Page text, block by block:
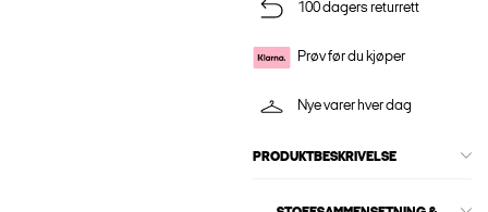
100 dagers returrett
Prøv før du kjøper
Nye varer hver dag
PRODUKTBESKRIVELSE